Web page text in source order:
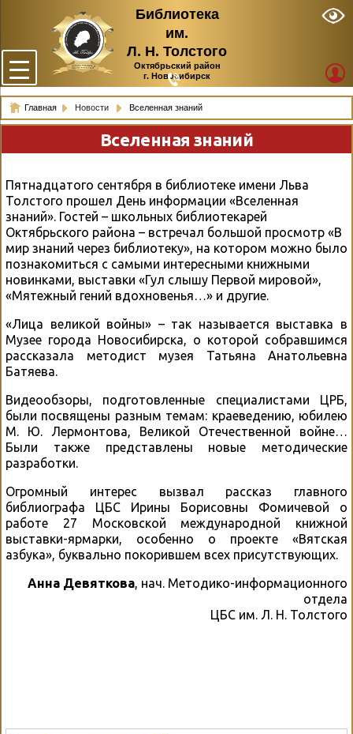
Библиотека
им.
Л. Н. Толстого
Октябрьский район
г. Новосибирск
Главная Новости Вселенная знаний
Вселенная знаний
Пятнадцатого сентября в библиотеке имени Льва
Толстого прошел День информации «Вселенная
знаний». Гостей – школьных библиотекарей
Октябрьского района – встречал большой просмотр «В
мир знаний через библиотеку», на котором можно было
познакомиться с самыми интересными книжными
новинками, выставки «Гул слышу Первой мировой»,
«Мятежный гений вдохновенья…» и другие.
«Лица великой войны» – так называется выставка в
Музее города Новосибирска, о которой собравшимся
рассказала методист музея Татьяна Анатольевна
Батяева.
Видеообзоры, подготовленные специалистами ЦРБ,
были посвящены разным темам: краеведению, юбилею
М. Ю. Лермонтова, Великой Отечественной войне…
Были также представлены новые методические
разработки.
Огромный интерес вызвал рассказ главного
библиографа ЦБС Ирины Борисовны Фомичевой о
работе 27 Московской международной книжной
выставки-ярмарки, особенно о проекте «Вятская
азбука», буквально покорившем всех присутствующих.
Анна Девяткова, нач. Методико-информационного
отдела
ЦБС им. Л. Н. Толстого